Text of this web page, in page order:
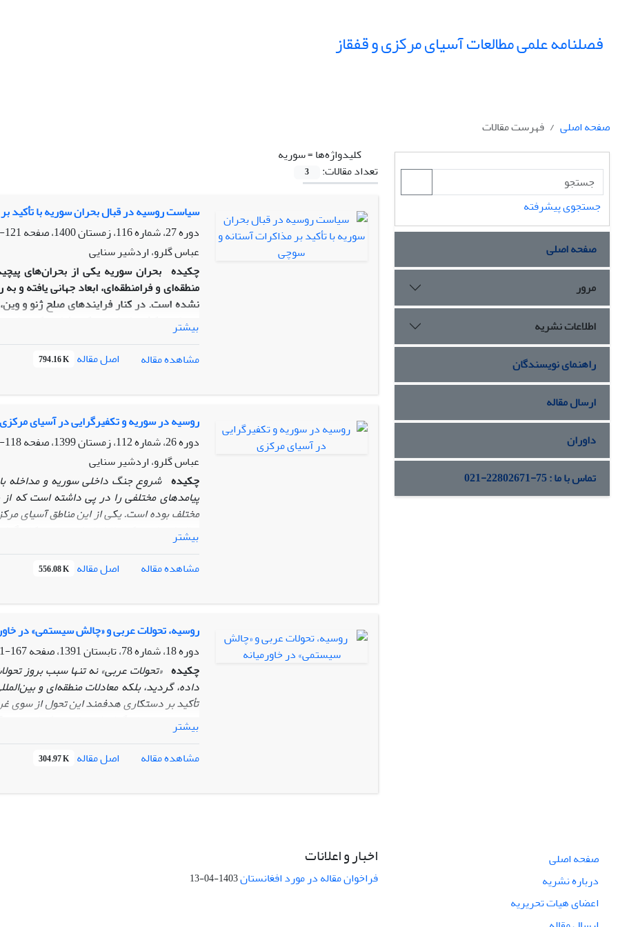
فصلنامه علمی مطالعات آسیای مرکزی و قفقاز
صفحه اصلی
فهرست مقالات
کلیدواژه‌ها =سوریه
تعداد مقالات:
3
سیاست روسیه در قبال بحران سوریه با تأکید
دوره 27، شماره 116، زمستان 1400، صفحه
121-138
عباس گلرو، اردشیر سنایی
چکیده بحران سوریه یکی از بحران‌های
منطقه‌ای و فرامنطقه‌ای، ابعاد جهانی یافته
همراه دو کشور ایران و ترکیه طراحی کرده
نماید. پژوهش پیش‌ِرو بر این پرسش تمرکز
حل‌وفصل بحران سوریه گام برداشته و اهداف
نگارنده معتقد است که دولت روسیه
بیشتر
مشاهده مقاله
اصل مقاله 794.16 K
روسیه در سوریه و تکفیرگرایی در آسیای مرکزی
دوره 26، شماره 112، زمستان 1399، صفحه
118-143
عباس گلرو، اردشیر سنایی
چکیده شروع جنگ داخلی سوریه و مداخله
پیامدهای مختلفی را در پی داشته است که
مختلف بوده است. یکی از این مناطق آسیای
مقاله این است که دلایل اصلی تسری
که متعاقب پرسش اصلی مطرح می‌شود این است
مرکزی تاثیرگذار است؟ فرضیه اصلی مقاله
به تسری تکفیرگرایی به آسیای مرکزی در
به آسیای مرکزی می‌باشد و اینکه بازگشت
امنیتی برای روسیه در منطقه آسیای مرکزی در
بیشتر
مشاهده مقاله
اصل مقاله 556.08 K
روسیه، تحولات عربی و «چالش سیستمی» در
دوره 18، شماره 78، تابستان 1391، صفحه
167-191
چکیده «تحولات عربی» نه تنها سبب بروز
داده،‌ گردید، بلکه معادلات منطقه‌ای و
تأکید بر دستکاری هدفمند این تحول از سوی
به ضرر سایر بازیگران از جمله مسکو است،
برابر غرب را به کشورهای منطقه و غربی‌ها ثابت
که به‌رغم برخی تحولات مثبت، هنوز
حوزه‌های نفوذ، تاثیر خود را بر رفتارهای
بیشتر
مشاهده مقاله
اصل مقاله 304.97 K
جستجوی پیشرفته
صفحه اصلی
مرور
اطلاعات نشریه
راهنمای نویسندگان
ارسال مقاله
داوران
تماس با ما : 75-22802671-021
صفحه اصلی
درباره نشریه
اعضای هیات تحریریه
اخبار و اعلانات
فراخوان مقاله در مورد افغانستان1403-04-13